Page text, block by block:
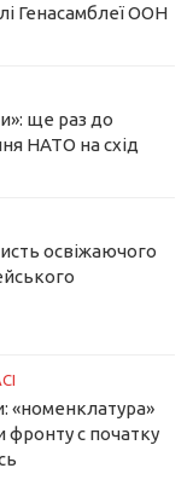
Генасамблеї ООН
ще раз до
НАТО на схід
освіжаючого
«номенклатура»
фронту с початку